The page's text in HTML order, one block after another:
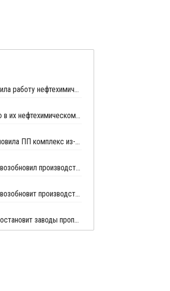
Saudi Polymers возобновила работу нефтехимического комплекса в Джубайле
Shell продает Sabic долю в их нефтехимическом СП - Sadaf Chemicals
Саудовская Natpet остановила ПП комплекс из-за технических проблем
Advanced Petrochemical возобновил производства пропилена и ПП после профилактики
Advanced Petrochemical возобновит производство ПП после профилактики
Advanced Petrochemical остановит заводы пропилена и ПП в Саудовской Аравии на профилактику